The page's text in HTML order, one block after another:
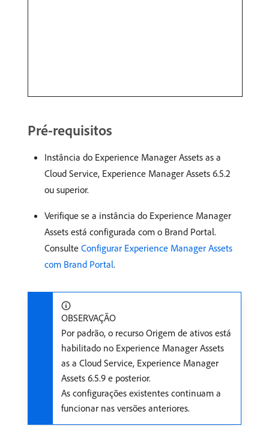
Pré-requisitos
Instância do Experience Manager Assets as a
Cloud Service, Experience Manager Assets 6.5.2
ou superior.
Verifique se a instância do Experience Manager
Assets está configurada com o Brand Portal.
Consulte Configurar Experience Manager Assets
com Brand Portal.
OBSERVAÇÃO
Por padrão, o recurso Origem de ativos está
habilitado no Experience Manager Assets
as a Cloud Service, Experience Manager
Assets 6.5.9 e posterior.
As configurações existentes continuam a
funcionar nas versões anteriores.